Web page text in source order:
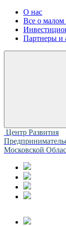
О нас
Все о малом
Партнеры и
Центр Развития
Московской